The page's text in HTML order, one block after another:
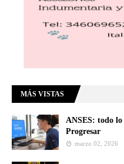
MÁS VISTAS
ANSES: todo lo
Progresar
marzo 02, 2026